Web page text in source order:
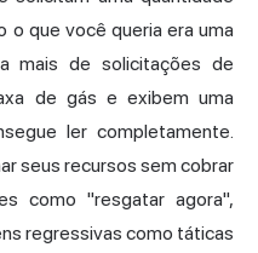
o que você queria era uma
mais de solicitações de
de gás e exibem uma
ler completamente.
seus recursos sem cobrar
como "resgatar agora",
regressivas como táticas